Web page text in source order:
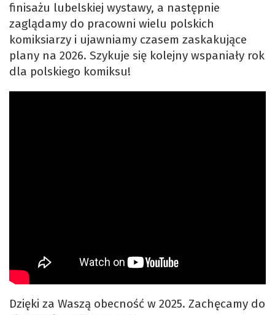
finisażu lubelskiej wystawy, a następnie
zaglądamy do pracowni wielu polskich
komiksiarzy i ujawniamy czasem zaskakujące
plany na 2026. Szykuje się kolejny wspaniały rok
dla polskiego komiksu!
Dzięki za Waszą obecność w 2025. Zachęcamy do